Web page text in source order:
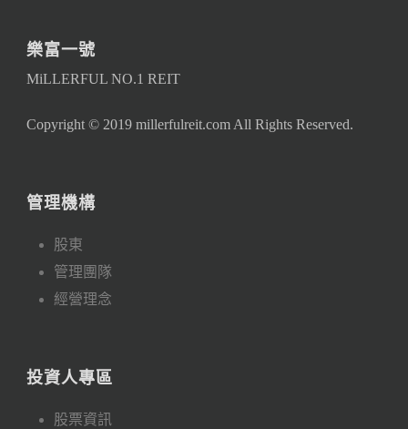
樂富一號
MiLLERFUL NO.1 REIT
Copyright © 2019 millerfulreit.com All Rights Reserved.
管理機構
股東
管理團隊
經營理念
投資人專區
股票資訊